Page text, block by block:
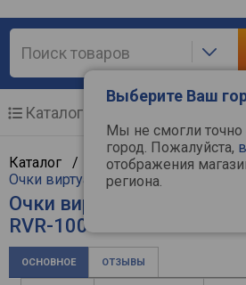
Выберите Ваш
Мы не смогли
город. Пожалуйста,
отображения
региона.
Каталог
Каталог / Компьютерная техника
Очки виртуальной реальности
Очки виртуальной
RVR-100
ОСНОВНОЕ ОТЗЫВЫ